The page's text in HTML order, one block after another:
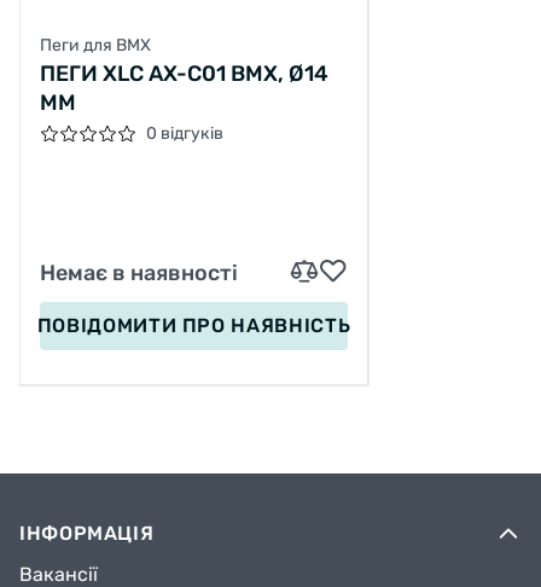
Пеги для BMX
ПЕГИ XLC AX-C01 ВМХ, Ø14
ММ
0 відгуків
Немає в наявності
ПОВІДОМИТИ ПРО НАЯВНІСТЬ
ІНФОРМАЦІЯ
Вакансії